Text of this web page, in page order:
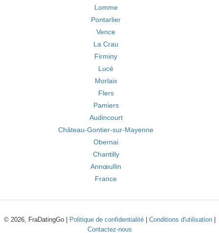
Lomme
Pontarlier
Vence
La Crau
Firminy
Lucé
Morlaix
Flers
Pamiers
Audincourt
Château-Gontier-sur-Mayenne
Obernai
Chantilly
Annœullin
France
© 2026, FraDatingGo | Politique de confidentialité| Conditions d'utilisation|
Contactez-nous